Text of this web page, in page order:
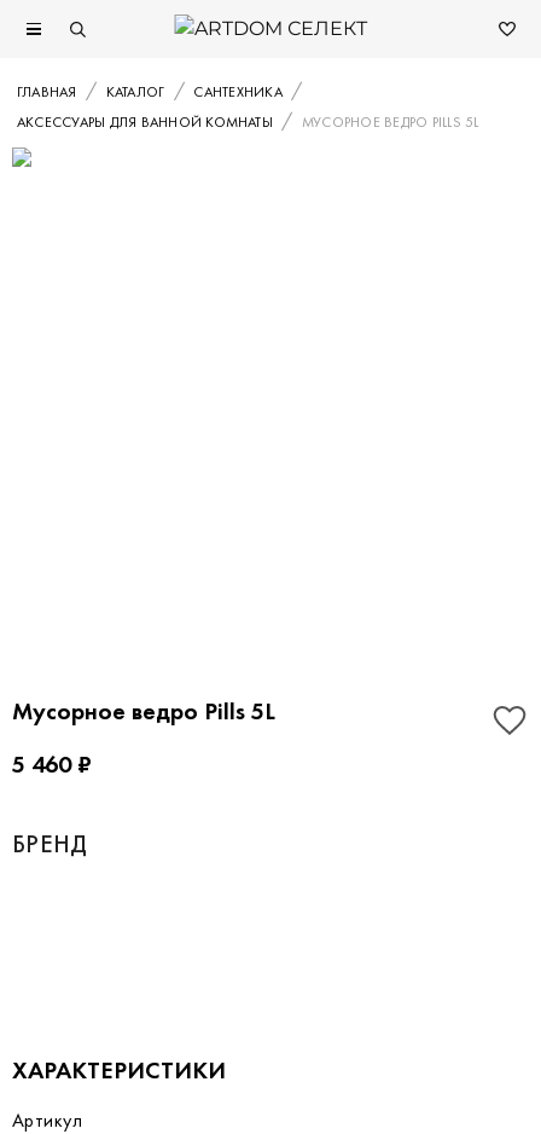
ГЛАВНАЯ КАТАЛОГ
САНТЕХНИКА
АКСЕССУАРЫ ДЛЯ ВАННОЙ КОМНАТЫ
МУСОРНОЕ ВЕДРО PILLS 5L
Мусорное ведро Pills 5L
5 460 ₽
БРЕНД
ХАРАКТЕРИСТИКИ
Артикул